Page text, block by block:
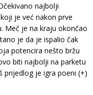
najbolji
je već nakon prve
Meč je na kraju okončao
je da je ispalio čak
potencira nešto bržu
biti najbolji na parketu
prijedlog je igra poeni (+)